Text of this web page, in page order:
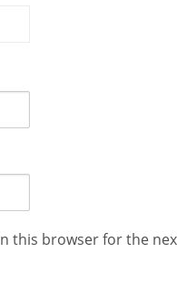
this browser for the